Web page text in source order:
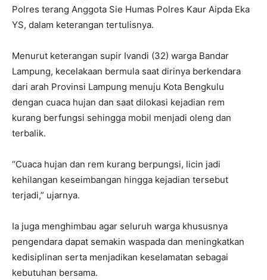
Polres terang Anggota Sie Humas Polres Kaur Aipda Eka
YS, dalam keterangan tertulisnya.
Menurut keterangan supir Ivandi (32) warga Bandar
Lampung, kecelakaan bermula saat dirinya berkendara
dari arah Provinsi Lampung menuju Kota Bengkulu
dengan cuaca hujan dan saat dilokasi kejadian rem
kurang berfungsi sehingga mobil menjadi oleng dan
terbalik.
“Cuaca hujan dan rem kurang berpungsi, licin jadi
kehilangan keseimbangan hingga kejadian tersebut
terjadi,” ujarnya.
Ia juga menghimbau agar seluruh warga khususnya
pengendara dapat semakin waspada dan meningkatkan
kedisiplinan serta menjadikan keselamatan sebagai
kebutuhan bersama.